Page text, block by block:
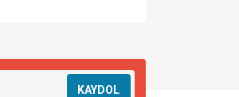
KAYDOL